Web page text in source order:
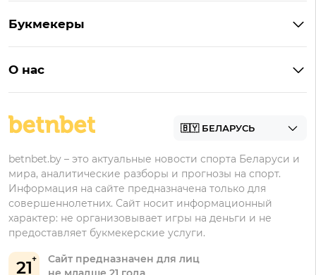
БК для ставок на киберспорт
Бонус на депозит
Бонусы Бетера
Бонусы Винлайн
Букмекеры
Марафонбет
О нас
21
Сайт предназначен для лиц
betnbet.by – это актуальные новости спорта Беларуси и
мира, аналитические разборы и прогнозы на спорт.
Информация на сайте предназначена только для
совершеннолетних. Сайт носит информационный
характер: не организовывает игры на деньги и не
предоставляет букмекерские услуги.